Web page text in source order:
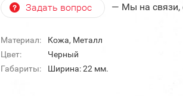
Задать вопрос — Мы на связи,
Материал:
Кожа, Металл
Цвет:
Черный
Габариты:
Ширина: 22 мм.